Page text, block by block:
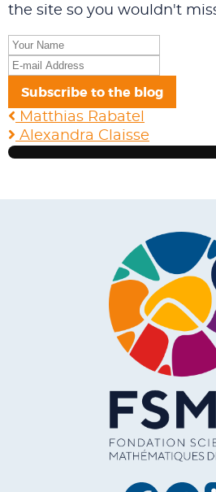
the site so you wouldn't
Your
Name
E-
Address
Subscribe to the blog
Matthias Rabatel
Alexandra Claisse